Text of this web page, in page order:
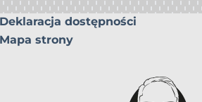
Deklaracja dostępności
Mapa strony